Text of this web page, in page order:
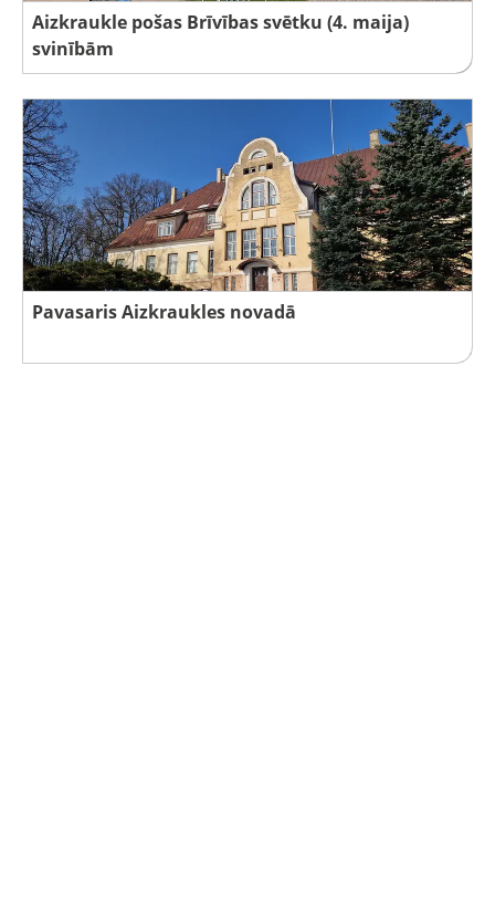
Aizkraukle pošas Brīvības svētku (4. maija)
svinībām
Pavasaris Aizkraukles novadā